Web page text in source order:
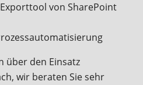
von SharePoint
über den Einsatz
wir beraten Sie sehr